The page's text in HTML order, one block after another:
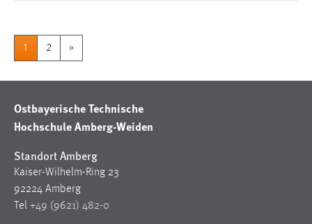
1 2 »
Ostbayerische Technische
Hochschule Amberg-Weiden
Standort Amberg
Kaiser-Wilhelm-Ring 23
92224 Amberg
Tel +49 (9621) 482-0